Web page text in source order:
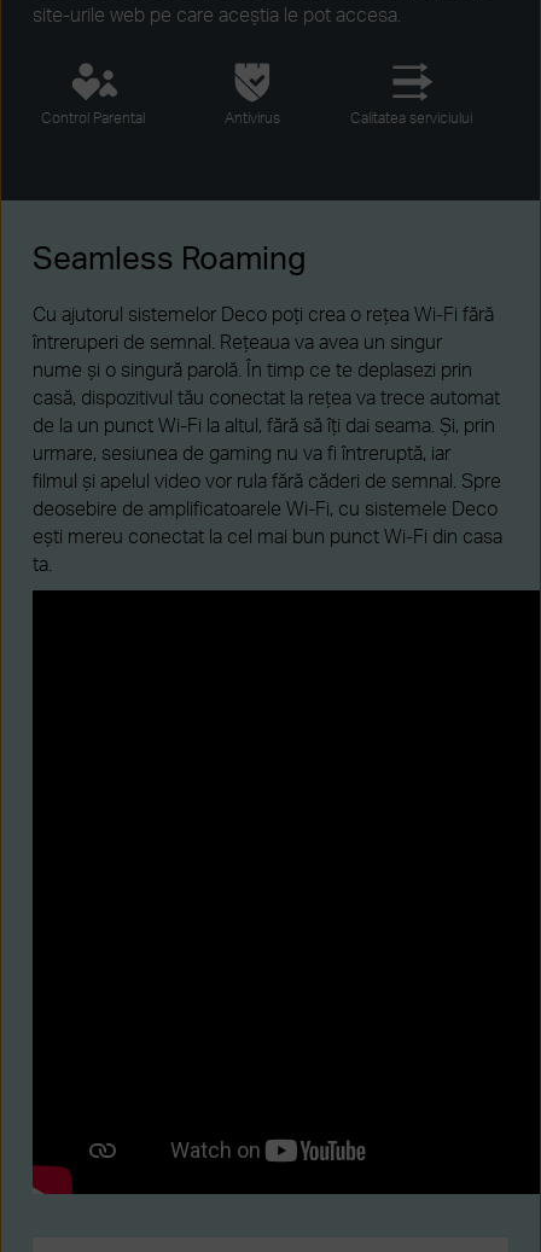
site-urile web pe care aceștia le pot accesa.
Control Parental Antivirus Calitatea serviciului
Seamless Roaming
Cu ajutorul sistemelor Deco poți crea o rețea Wi-Fi fără
întreruperi de semnal. Rețeaua va avea un singur
nume și o singură parolă. În timp ce te deplasezi prin
casă, dispozitivul tău conectat la rețea va trece automat
de la un punct Wi-Fi la altul, fără să îți dai seama. Și, prin
urmare, sesiunea de gaming nu va fi întreruptă, iar
filmul și apelul video vor rula fără căderi de semnal. Spre
deosebire de amplificatoarele Wi-Fi, cu sistemele Deco
ești mereu conectat la cel mai bun punct Wi-Fi din casa
ta.